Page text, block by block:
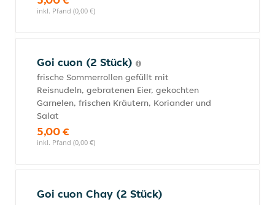
inkl. Pfand (0,00 €)
Goi cuon (2 Stück)
frische Sommerrollen gefüllt mit
Reisnudeln, gebratenen Eier, gekochten
Garnelen, frischen Kräutern, Koriander und
Salat
5,00 €
inkl. Pfand (0,00 €)
Goi cuon Chay (2 Stück)